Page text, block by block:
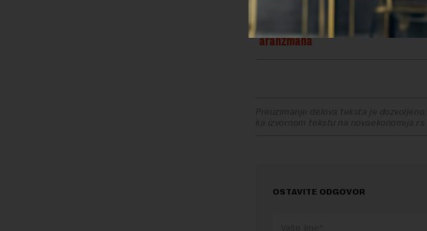
Matijević (Udruženje turističkih
aranžmana
Preuzimanje delova teksta je
ka izvornom tekstu na novaekonomija.rs
OSTAVITE ODGOVOR